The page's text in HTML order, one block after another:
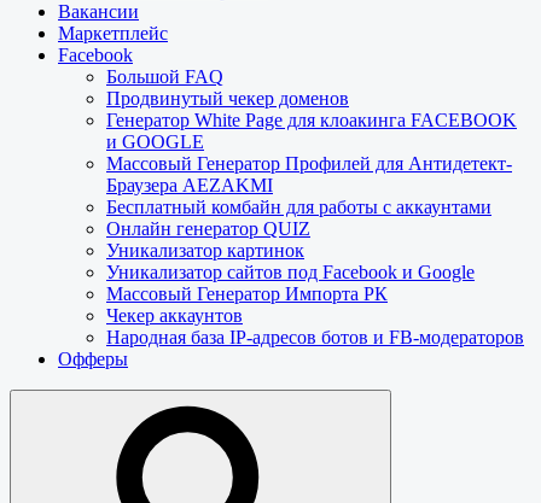
Вакансии
Маркетплейс
Facebook
Большой FAQ
Продвинутый чекер доменов
Генератор White Page для клоакинга FACEBOOK
и GOOGLE
Массовый Генератор Профилей для Антидетект-
Браузера AEZAKMI
Бесплатный комбайн для работы с аккаунтами
Онлайн генератор QUIZ
Уникализатор картинок
Уникализатор сайтов под Facebook и Google
Массовый Генератор Импорта РК
Чекер аккаунтов
Народная база IP-адресов ботов и FB-модераторов
Офферы